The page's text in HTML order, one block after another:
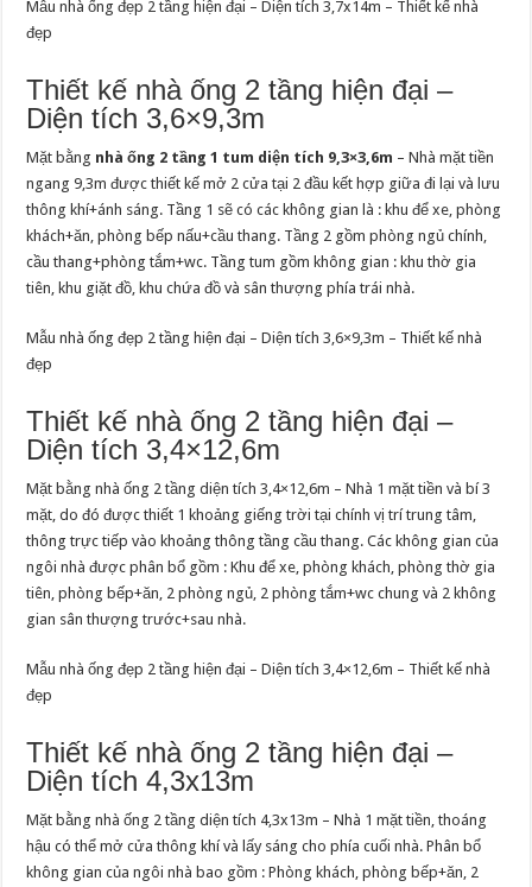
Mẫu nhà ống đẹp 2 tầng hiện đại – Diện tích 3,7x14m – Thiết kế nhà
đẹp
Thiết kế nhà ống 2 tầng hiện đại –
Diện tích 3,6×9,3m
Mặt bằng nhà ống 2 tầng 1 tum diện tích 9,3×3,6m – Nhà mặt tiền
ngang 9,3m được thiết kế mở 2 cửa tại 2 đầu kết hợp giữa đi lại và lưu
thông khí+ánh sáng. Tầng 1 sẽ có các không gian là : khu để xe, phòng
khách+ăn, phòng bếp nấu+cầu thang. Tầng 2 gồm phòng ngủ chính,
cầu thang+phòng tắm+wc. Tầng tum gồm không gian : khu thờ gia
tiên, khu giặt đồ, khu chứa đồ và sân thượng phía trái nhà.
Mẫu nhà ống đẹp 2 tầng hiện đại – Diện tích 3,6×9,3m – Thiết kế nhà
đẹp
Thiết kế nhà ống 2 tầng hiện đại –
Diện tích 3,4×12,6m
Mặt bằng nhà ống 2 tầng diện tích 3,4×12,6m – Nhà 1 mặt tiền và bí 3
mặt, do đó được thiết 1 khoảng giếng trời tại chính vị trí trung tâm,
thông trực tiếp vào khoảng thông tầng cầu thang. Các không gian của
ngôi nhà được phân bổ gồm : Khu để xe, phòng khách, phòng thờ gia
tiên, phòng bếp+ăn, 2 phòng ngủ, 2 phòng tắm+wc chung và 2 không
gian sân thượng trước+sau nhà.
Mẫu nhà ống đẹp 2 tầng hiện đại – Diện tích 3,4×12,6m – Thiết kế nhà
đẹp
Thiết kế nhà ống 2 tầng hiện đại –
Diện tích 4,3x13m
Mặt bằng nhà ống 2 tầng diện tích 4,3x13m – Nhà 1 mặt tiền, thoáng
hậu có thể mở cửa thông khí và lấy sáng cho phía cuối nhà. Phân bổ
không gian của ngôi nhà bao gồm : Phòng khách, phòng bếp+ăn, 2